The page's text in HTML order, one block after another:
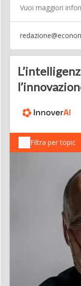
Vuoi maggiori
Filtra per topic